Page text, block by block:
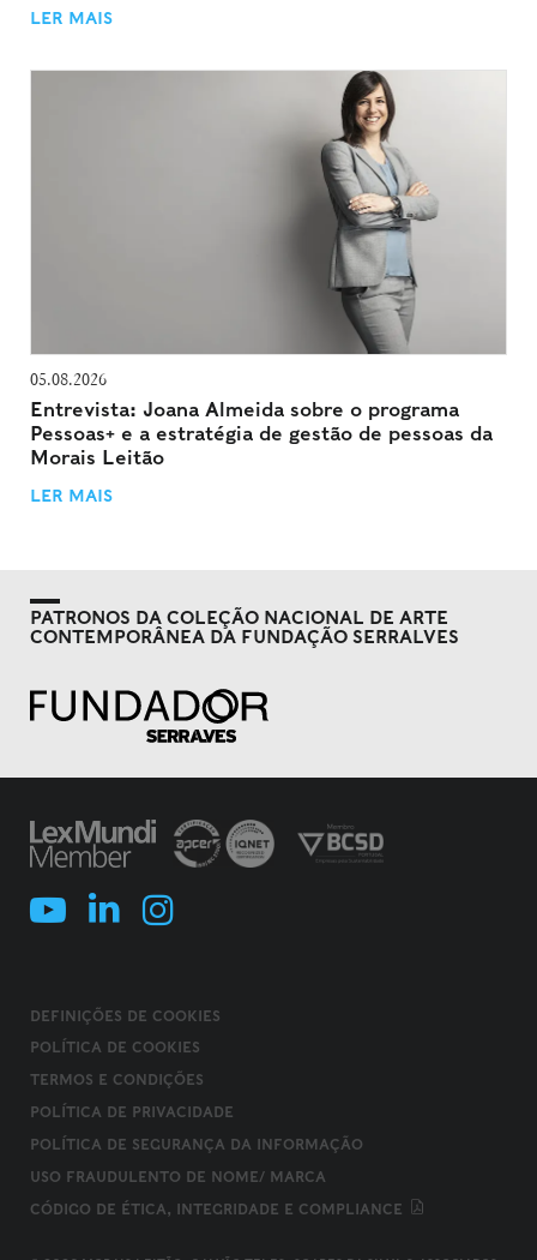
LER MAIS
05.08.2026
Entrevista: Joana Almeida sobre o programa
Pessoas+ e a estratégia de gestão de pessoas da
Morais Leitão
LER MAIS
PATRONOS DA COLEÇÃO NACIONAL DE ARTE
CONTEMPORÂNEA DA FUNDAÇÃO SERRALVES
DEFINIÇÕES DE COOKIES
POLÍTICA DE COOKIES
TERMOS E CONDIÇÕES
POLÍTICA DE PRIVACIDADE
POLÍTICA DE SEGURANÇA DA INFORMAÇÃO
USO FRAUDULENTO DE NOME/ MARCA
CÓDIGO DE ÉTICA, INTEGRIDADE E COMPLIANCE